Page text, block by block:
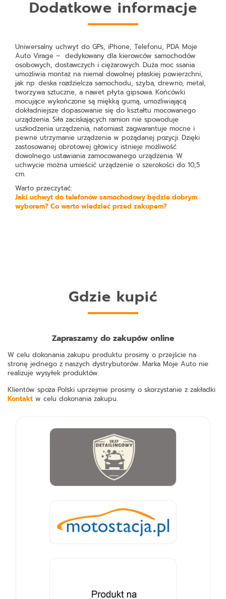
Dodatkowe informacje
Uniwersalny uchwyt do GPs, iPhone, Telefonu, PDA Moje
Auto Virage – dedykowany dla kierowców samochodów
osobowych, dostawczych i ciężarowych. Duża moc ssania
umożliwia montaż na niemal dowolnej płaskiej powierzchni,
jak np. deska rozdzielcza samochodu, szyba, drewno, metal,
tworzywa sztuczne, a nawet płyta gipsowa. Końcówki
mocujące wykończone są miękką gumą, umożliwiającą
dokładniejsze dopasowanie się do kształtu mocowanego
urządzenia. Siła zaciskających ramion nie spowoduje
uszkodzenia urządzenia, natomiast zagwarantuje mocne i
pewne utrzymanie urządzenia w pożądanej pozycji. Dzięki
zastosowanej obrotowej głowicy istnieje możliwość
dowolnego ustawiania zamocowanego urządzenia. W
uchwycie można umieścić urządzenie o szerokości do 10,5
cm.
Warto przeczytać:
Jaki uchwyt do telefonów samochodowy będzie dobrym
wyborem? Co warto wiedzieć przed zakupem?
Gdzie kupić
Zapraszamy do zakupów online
W celu dokonania zakupu produktu prosimy o przejście na
stronę jednego z naszych dystrybutorów. Marka Moje Auto nie
realizuje wysyłek produktów.
Klientów spoza Polski uprzejmie prosimy o skorzystanie z zakładki
Kontakt w celu dokonania zakupu.